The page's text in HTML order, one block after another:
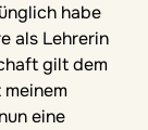
habe
als Lehrerin
gilt dem
eine